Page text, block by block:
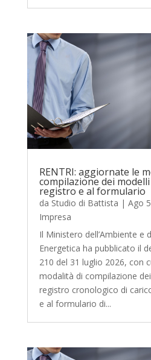
RENTRI: aggiornate le
compilazione dei
registro e al formulario
da Studio di Battista | Ago
Impresa
Il Ministero dell’Ambiente e
Energetica ha pubblicato il
210 del 31 luglio 2026, con
modalità di compilazione
registro cronologico di
e al formulario di...